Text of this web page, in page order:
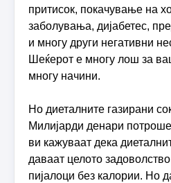
притисок, покачување на
заболувања, дијабетес,
и многу други негативни
Шеќерот е многу лош за
многу начини.
Но диеталните газирани
Милијарди денари
ви кажуваат дека
даваат целото
пијалоци без калории. Но